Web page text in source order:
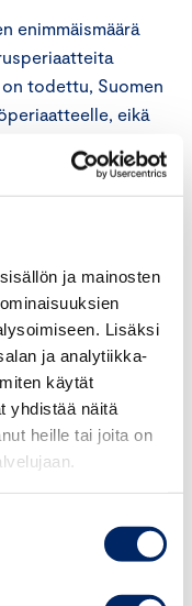
ja mainosten
Lisäksi
ja analytiikka-
käytät
yhdistää näitä
heille tai joita on
enimmäismäärä
todettu, Suomen
eikä
ylärajan
Suomen
yläraja olisi
T&K-kulujen
On selvää, että
käytettävyyttä.